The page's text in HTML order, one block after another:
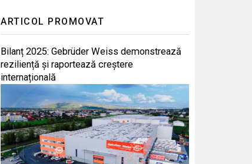
ARTICOL PROMOVAT
Bilanț 2025: Gebrüder Weiss demonstrează
reziliență și raportează creștere
internațională